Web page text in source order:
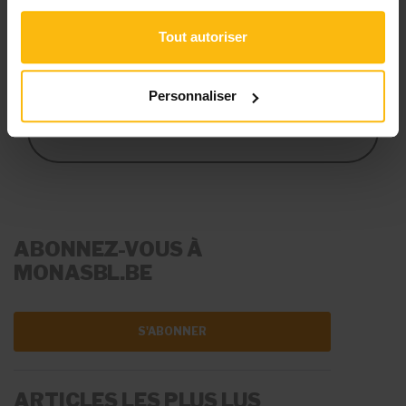
Tout autoriser
Personnaliser
S’ABONNER
ABONNEZ-VOUS À
MONASBL.BE
S'ABONNER
ARTICLES LES PLUS LUS